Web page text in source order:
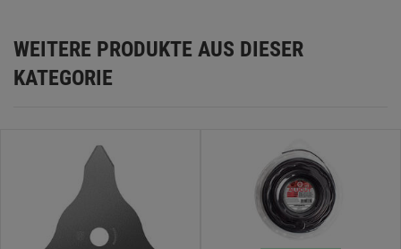
WEITERE PRODUKTE AUS DIESER
KATEGORIE